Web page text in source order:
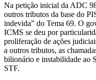
Na petição inicial da ADC
outros tributos da base do
indevida” do Tema 69. O
ICMS se deu por
proliferação de ações
a outros tributos, as
bilionário e instabilidade ao
STF.